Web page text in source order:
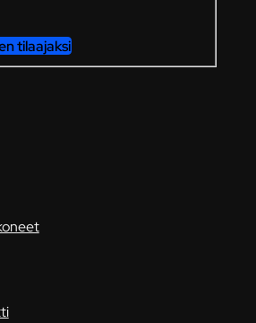
tilaajaksi